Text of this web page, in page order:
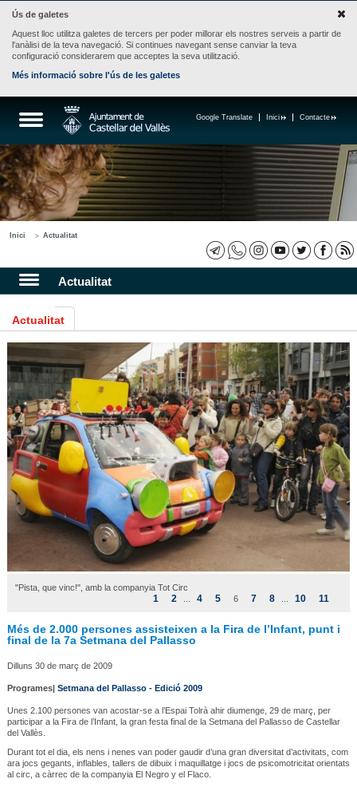
Ús de galetes
Aquest lloc utilitza galetes de tercers per poder millorar els nostres serveis a partir de
l'anàlisi de la teva navegació. Si continues navegant sense canviar la teva
configuració considerarem que acceptes la seva utilització.
Més informació sobre l'ús de les galetes
Contacte
Inici
Google Translate
Inici Actualitat
Actualitat
Actualitat
"Pista, que vinc!", amb la companyia Tot Circ
1 2 4 5 6 7 8 10 11
Més de 2.000 persones assisteixen a la Fira de l’Infant, punt i
final de la 7a Setmana del Pallasso
Dilluns 30 de març de 2009
Programes| Setmana del Pallasso - Edició 2009
Unes 2.100 persones van acostar-se a l’Espai Tolrà ahir diumenge, 29 de març, per
participar a la Fira de l’Infant, la gran festa final de la Setmana del Pallasso de Castellar
del Vallès.
Durant tot el dia, els nens i nenes van poder gaudir d’una gran diversitat d’activitats, com
ara jocs gegants, inflables, tallers de dibuix i maquillatge i jocs de psicomotricitat orientats
al circ, a càrrec de la companyia El Negro y el Flaco.